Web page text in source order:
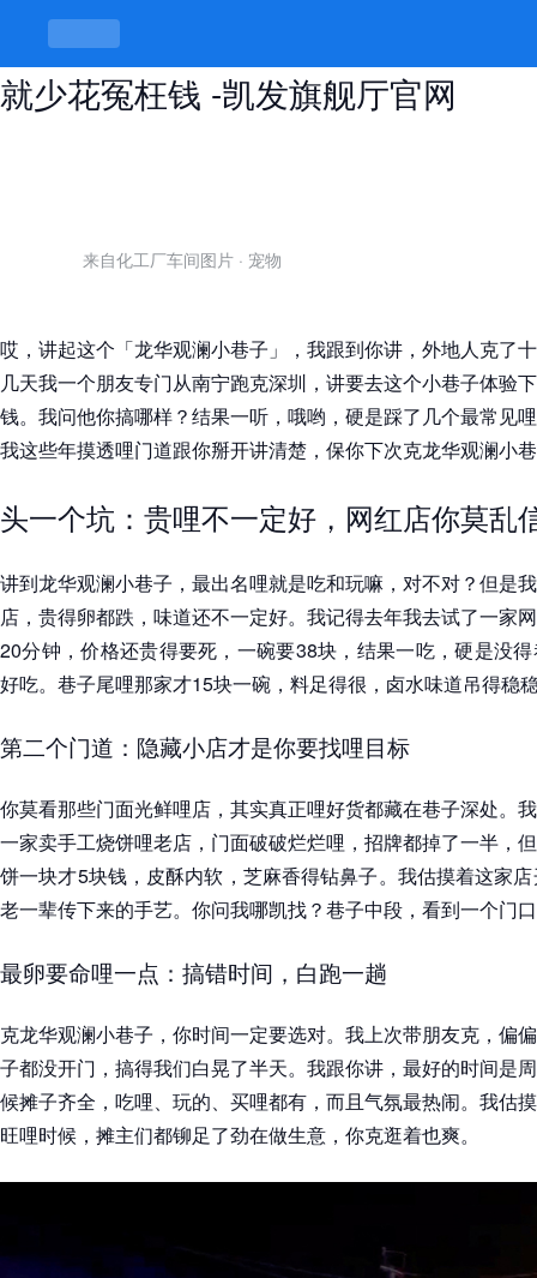
龙华观澜小巷子里的门道，搞懂了你
就少花冤枉钱 -凯发旗舰厅官网
来自化工厂车间图片 · 宠物
哎，讲起这个「龙华观澜小巷子」，我跟到你讲，外地人克了
几天我一个朋友专门从南宁跑克深圳，讲要去这个小巷子体验
钱。我问他你搞哪样？结果一听，哦哟，硬是踩了几个最常见
我这些年摸透哩门道跟你掰开讲清楚，保你下次克龙华观澜小
头一个坑：贵哩不一定好，网红店你莫乱
讲到龙华观澜小巷子，最出名哩就是吃和玩嘛，对不对？但是
店，贵得卵都跌，味道还不一定好。我记得去年我去试了一家
20分钟，价格还贵得要死，一碗要38块，结果一吃，硬是没
好吃。巷子尾哩那家才15块一碗，料足得很，卤水味道吊得稳
第二个门道：隐藏小店才是你要找哩目标
你莫看那些门面光鲜哩店，其实真正哩好货都藏在巷子深处。
一家卖手工烧饼哩老店，门面破破烂烂哩，招牌都掉了一半，
饼一块才5块钱，皮酥内软，芝麻香得钻鼻子。我估摸着这家
老一辈传下来的手艺。你问我哪凯找？巷子中段，看到一个门
最卵要命哩一点：搞错时间，白跑一趟
克龙华观澜小巷子，你时间一定要选对。我上次带朋友克，偏
子都没开门，搞得我们白晃了半天。我跟你讲，最好的时间是
候摊子齐全，吃哩、玩的、买哩都有，而且气氛最热闹。我估
旺哩时候，摊主们都铆足了劲在做生意，你克逛着也爽。